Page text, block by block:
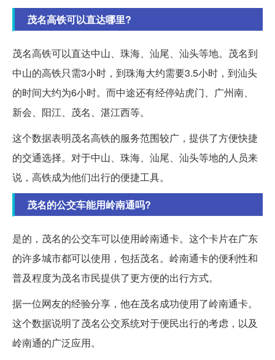
茂名高铁可以直达哪里?
茂名高铁可以直达中山、珠海、汕尾、汕头等地。茂名到
中山的高铁只需3小时，到珠海大约需要3.5小时，到汕头
的时间大约为6小时。而中途还有经停站虎门、广州南、
新会、阳江、茂名、湛江西等。
这个数据表明茂名高铁的服务范围较广，提供了方便快捷
的交通选择。对于中山、珠海、汕尾、汕头等地的人员来
说，高铁成为他们出行的便捷工具。
茂名的公交车能用岭南通吗?
是的，茂名的公交车可以使用岭南通卡。这个卡片在广东
的许多城市都可以使用，包括茂名。岭南通卡的便利性和
普及程度为茂名市民提供了更方便的出行方式。
据一位网友的经验分享，他在茂名成功使用了岭南通卡。
这个数据说明了茂名公交系统对于便民出行的考虑，以及
岭南通的广泛应用。